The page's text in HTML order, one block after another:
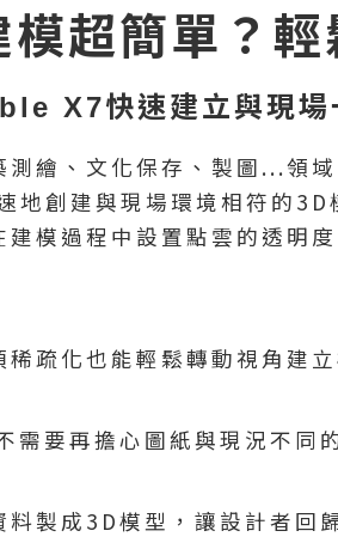
模超簡單？輕
X7快速建立與現場
測繪、文化保存、製圖...
創建與現場環境相符的
模過程中設置點雲的透明
疏化也能輕鬆轉動視角建
需要再擔心圖紙與現況不同
製成3D模型，讓設計者回